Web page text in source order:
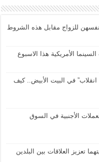
للزواج مقابل هذه الشروط
في البيت الأبيض.. كيف
الأجنبية في السوق
تعزيز العلاقات بين البلدين